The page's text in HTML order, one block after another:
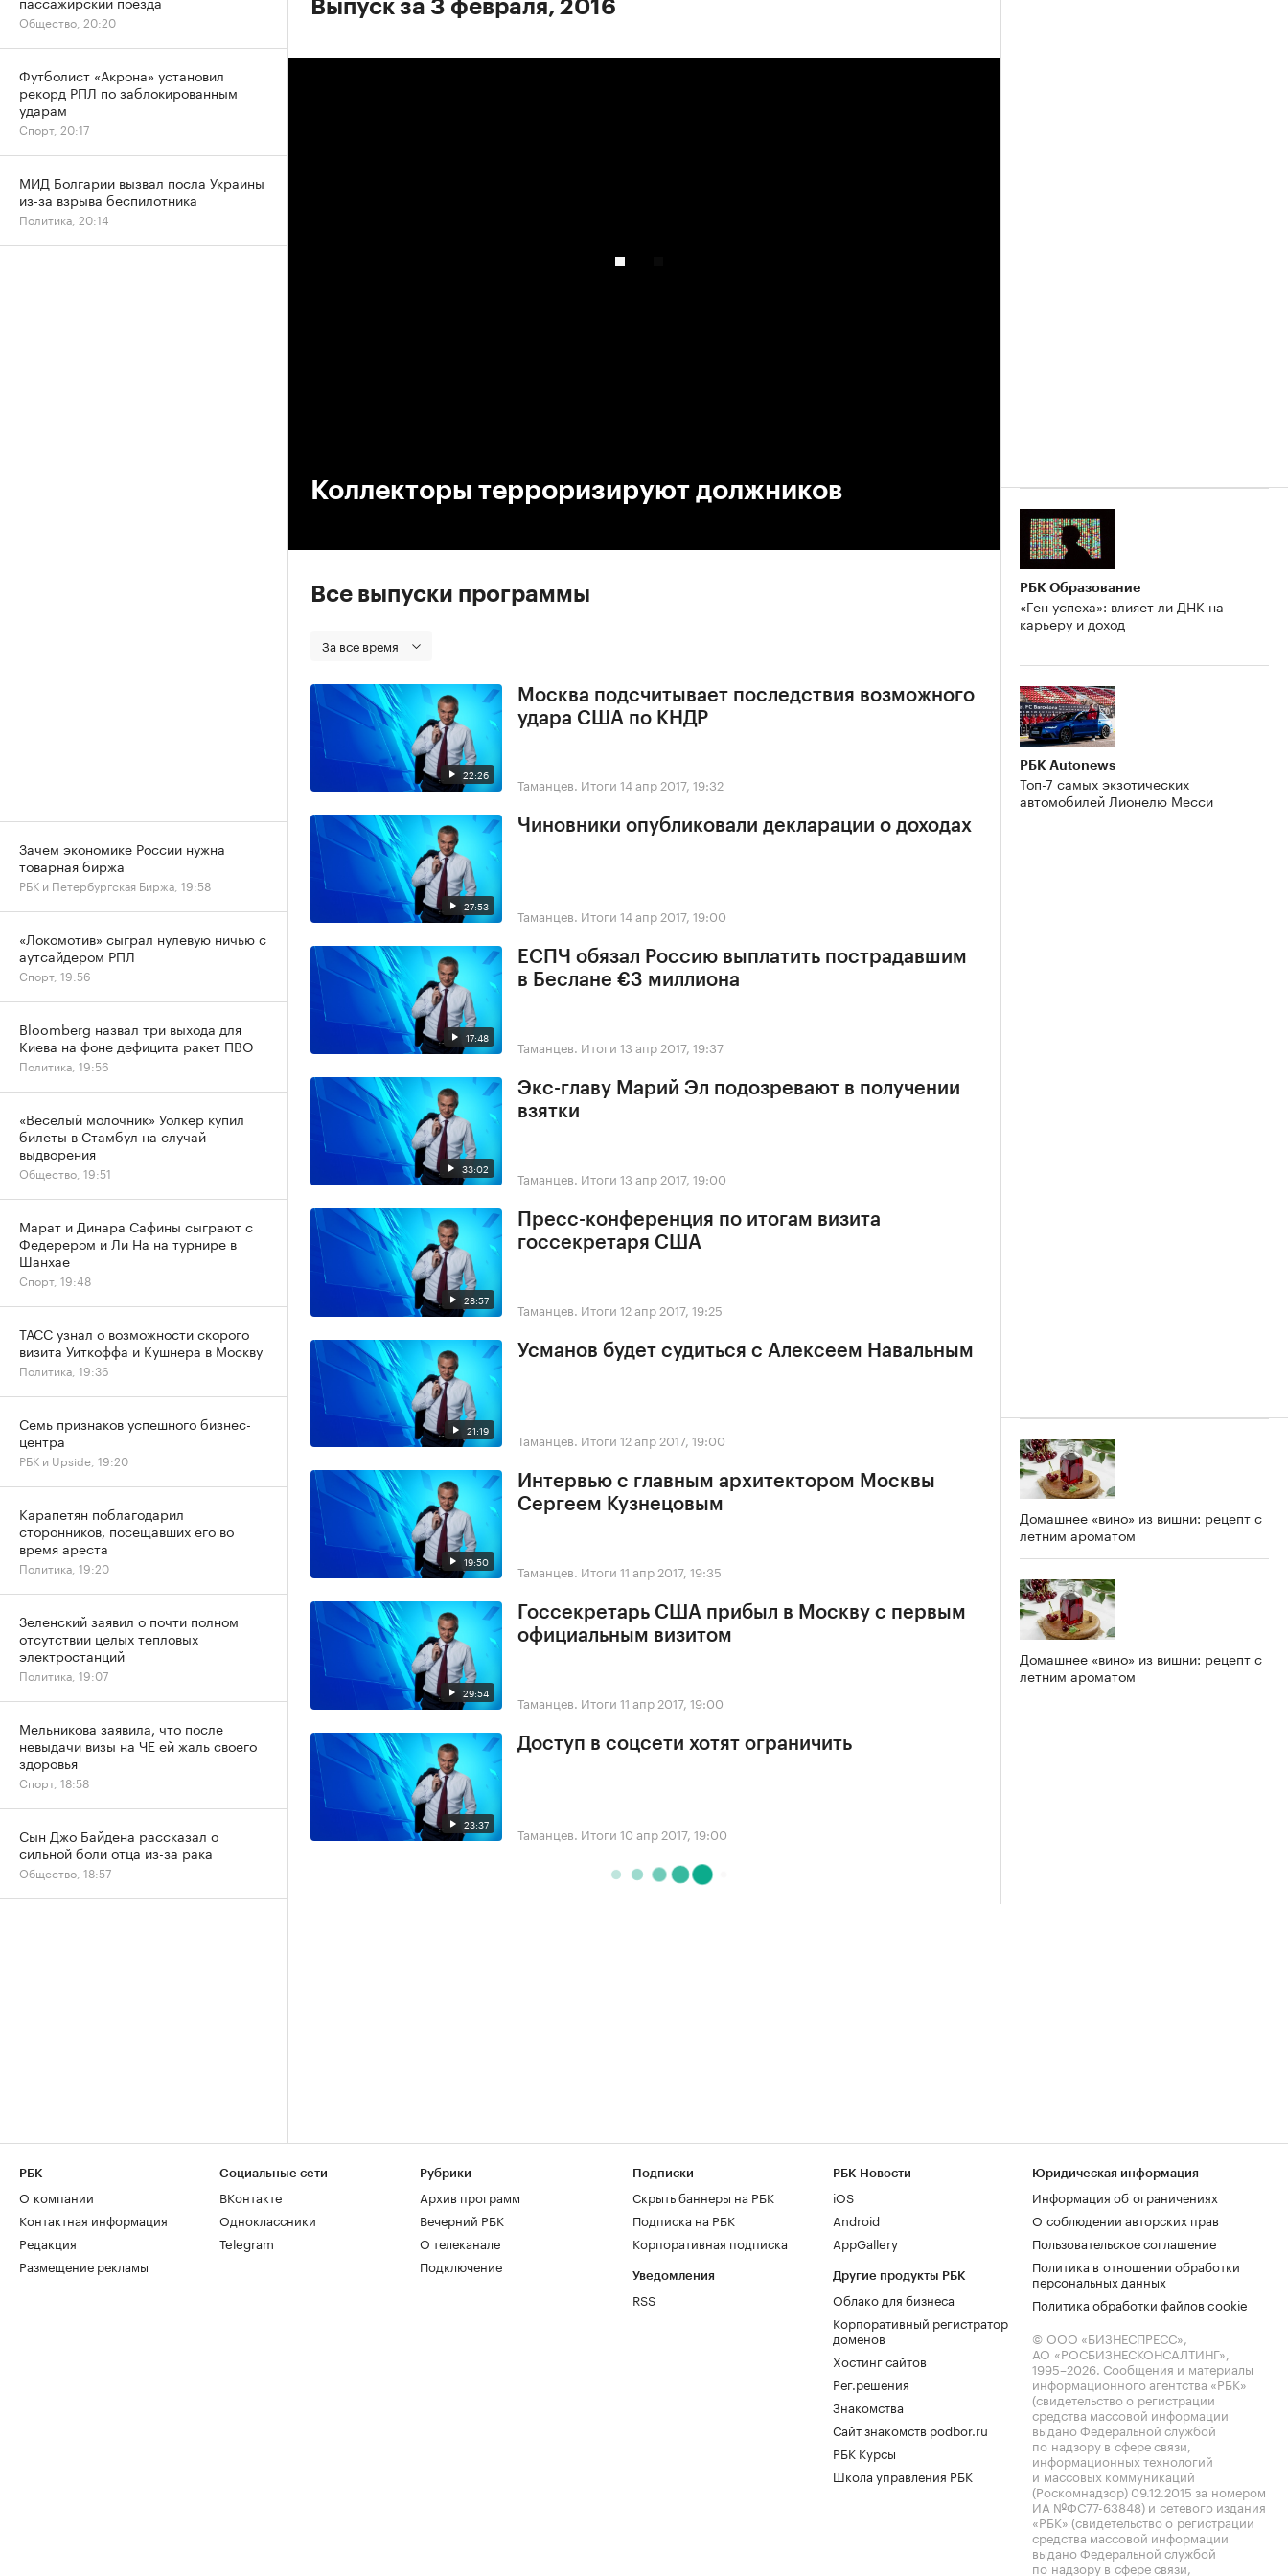
Выпуск за 3 февраля, 2016
Коллекторы терроризируют должников
Все выпуски программы
За все время
22:26
Москва подсчитывает последствия возможного
удара США по КНДР
Таманцев. Итоги 14 апр 2017, 19:32
27:53
Чиновники опубликовали декларации о доходах
Таманцев. Итоги 14 апр 2017, 19:00
17:48
ЕСПЧ обязал Россию выплатить пострадавшим
в Беслане €3 миллиона
Таманцев. Итоги 13 апр 2017, 19:37
33:02
Экс-главу Марий Эл подозревают в получении
взятки
Таманцев. Итоги 13 апр 2017, 19:00
28:57
Пресс-конференция по итогам визита
госсекретаря США
Таманцев. Итоги 12 апр 2017, 19:25
21:19
Усманов будет судиться с Алексеем Навальным
Таманцев. Итоги 12 апр 2017, 19:00
19:50
Интервью с главным архитектором Москвы
Сергеем Кузнецовым
Таманцев. Итоги 11 апр 2017, 19:35
29:54
Госсекретарь США прибыл в Москву с первым
официальным визитом
Таманцев. Итоги 11 апр 2017, 19:00
23:37
Доступ в соцсети хотят ограничить
Таманцев. Итоги 10 апр 2017, 19:00
РБК Образование
«Ген успеха»: влияет ли ДНК на
карьеру и доход
РБК Autonews
Топ-7 самых экзотических
автомобилей Лионелю Месси
Домашнее «вино» из вишни: рецепт с
летним ароматом
Домашнее «вино» из вишни: рецепт с
летним ароматом
Общество, 20:20
Футболист «Акрона» установил
рекорд РПЛ по заблокированным
ударам
Спорт, 20:17
МИД Болгарии вызвал посла Украины
из-за взрыва беспилотника
Политика, 20:14
Зачем экономике России нужна
товарная биржа
РБК и Петербургская Биржа, 19:58
«Локомотив» сыграл нулевую ничью с
аутсайдером РПЛ
Спорт, 19:56
Bloomberg назвал три выхода для
Киева на фоне дефицита ракет ПВО
Политика, 19:56
«Веселый молочник» Уолкер купил
билеты в Стамбул на случай
выдворения
Общество, 19:51
Марат и Динара Сафины сыграют с
Федерером и Ли На на турнире в
Шанхае
Спорт, 19:48
ТАСС узнал о возможности скорого
визита Уиткоффа и Кушнера в Москву
Политика, 19:36
Семь признаков успешного бизнес-
центра
РБК и Upside, 19:20
Карапетян поблагодарил
сторонников, посещавших его во
время ареста
Политика, 19:20
Зеленский заявил о почти полном
отсутствии целых тепловых
электростанций
Политика, 19:07
Мельникова заявила, что после
невыдачи визы на ЧЕ ей жаль своего
здоровья
Спорт, 18:58
Сын Джо Байдена рассказал о
сильной боли отца из-за рака
Общество, 18:57
РБК
О компании
Контактная информация
Редакция
Размещение рекламы
Социальные сети
ВКонтакте
Одноклассники
Telegram
Рубрики
Архив программ
Вечерний РБК
О телеканале
Подключение
Подписки
Скрыть баннеры на РБК
Подписка на РБК
Корпоративная подписка
Уведомления
RSS
РБК Новости
iOS
Android
AppGallery
Другие продукты РБК
Облако для бизнеса
Корпоративный регистратор
доменов
Хостинг сайтов
Рег.решения
Знакомства
Сайт знакомств podbor.ru
РБК Курсы
Школа управления РБК
Юридическая информация
Информация об ограничениях
О соблюдении авторских прав
Пользовательское соглашение
Политика в отношении обработки
персональных данных
Политика обработки файлов cookie
© ООО «БИЗНЕСПРЕСС»,
АО «РОСБИЗНЕСКОНСАЛТИНГ»,
1995–2026. Сообщения и материалы
информационного агентства «РБК»
(свидетельство о регистрации
средства массовой информации
выдано Федеральной службой
по надзору в сфере связи,
информационных технологий
и массовых коммуникаций
(Роскомнадзор) 09.12.2015 за номером
ИА №ФС77-63848) и сетевого издания
«РБК» (свидетельство о регистрации
средства массовой информации
выдано Федеральной службой
по надзору в сфере связи,